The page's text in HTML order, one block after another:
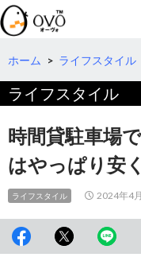
検
索
コ
テ
ツ
へ
移
動
ホーム > ライフスタイル
ライフスタイル
時間貸駐車場
はやっぱり安
ライフスタイル 2024年4